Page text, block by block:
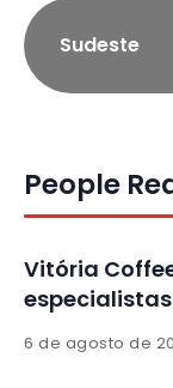
Sudeste
People
Vitória
6 de agosto de